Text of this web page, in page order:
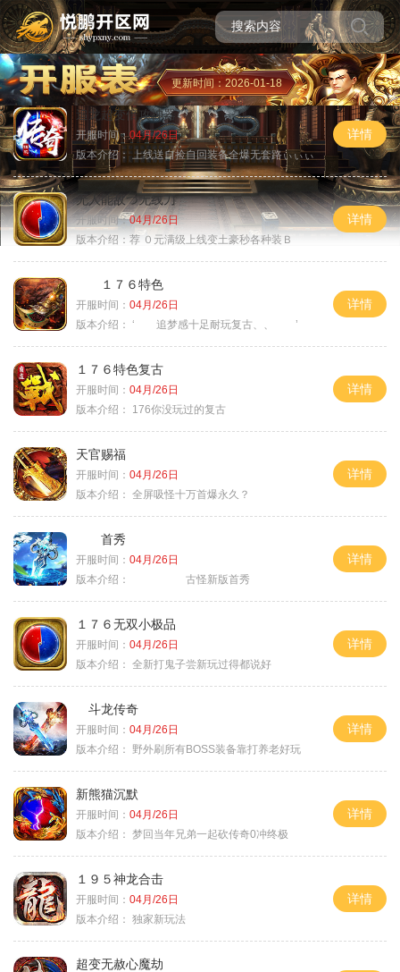
更新时间：2026-01-18
追龙超变倍攻神器
开服时间：04月/26日
版本介绍：上线送自捡自回装备全爆无套路ぃぃぃ
详情
无人能敌つ无线刀
开服时间：04月/26日
版本介绍： 荐 ０元满级上线变土豪秒各种装Ｂ
详情
１７６特色
开服时间： 04月/26日
版本介绍： ‘ 追梦感十足耐玩复古、、 ’
详情
１７６特色复古
开服时间： 04月/26日
版本介绍：
176你没玩过的复古
详情
天官赐福
开服时间： 04月/26日
版本介绍： 全屏吸怪十万首爆永久？
详情
首秀
开服时间： 04月/26日
版本介绍：
古怪新版首秀
详情
１７６无双小极品
开服时间： 04月/26日
版本介绍： 全新打鬼子尝新玩过得都说好
详情
斗龙传奇
开服时间： 04月/26日
版本介绍：
野外刷所有BOSS装备靠打养老好玩
详情
新熊猫沉默
开服时间： 04月/26日
版本介绍： 梦回当年兄弟一起砍传奇0冲终极
详情
１９５神龙合击
开服时间： 04月/26日
版本介绍： 独家新玩法
详情
超变无赦心魔劫